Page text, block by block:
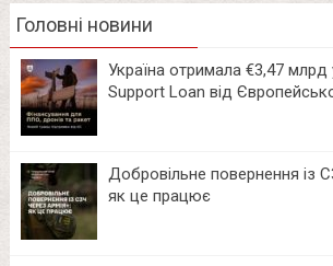
Головні новини
Україна отримала €3,47
Support Loan від
Добровільне повернення із
як це працює